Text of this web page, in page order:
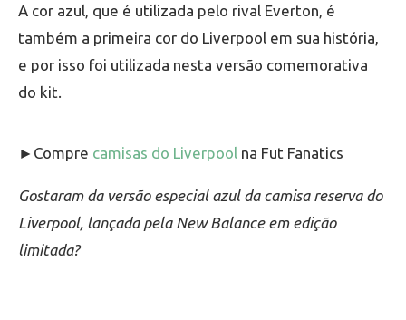
A cor azul, que é utilizada pelo rival Everton, é
também a primeira cor do Liverpool em sua história,
e por isso foi utilizada nesta versão comemorativa
do kit.
►Compre camisas do Liverpool na Fut Fanatics
Gostaram da versão especial azul da camisa reserva do
Liverpool, lançada pela New Balance em edição
limitada?